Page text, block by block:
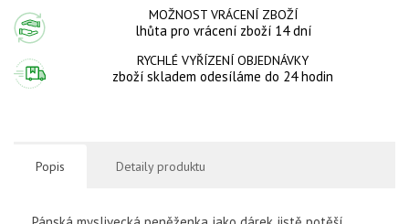
MOŽNOST VRÁCENÍ ZBOŽÍ
lhůta pro vrácení zboží 14 dní
RYCHLÉ VYŘÍZENÍ OBJEDNÁVKY
zboží skladem odesíláme do 24 hodin
Popis Detaily produktu